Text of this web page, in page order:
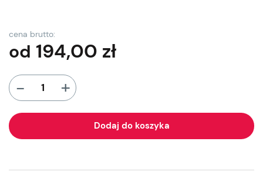
cena brutto:
od 194,00 zł
- +
Dodaj do koszyka